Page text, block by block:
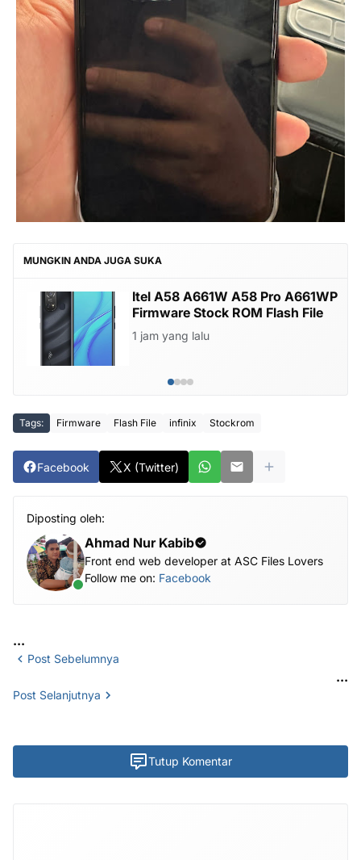
MUNGKIN ANDA JUGA SUKA
Itel A58 A661W A58 Pro A661WP
Firmware Stock ROM Flash File
1 jam yang lalu
Tags: Firmware Flash File infinix Stockrom
Facebook X (Twitter)
Diposting oleh:
Ahmad Nur Kabib
Front end web developer at ASC Files Lovers
Follow me on: Facebook
...
Post Sebelumnya
...
Post Selanjutnya
Tutup Komentar